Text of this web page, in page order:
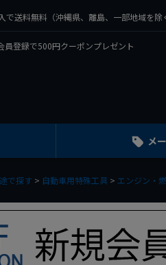
で送料無料（沖縄県、離島、一部地域を除
員登録で500円クーポンプレゼント
メ
で探す 自動車用特殊工具 エンジン・